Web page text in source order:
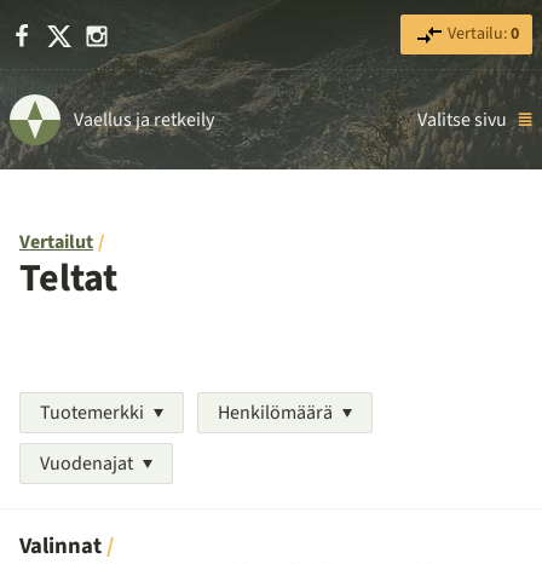
Facebook Instagram Vertailu:0
Vaellus ja retkeily Valitse sivu
Vertailut
Teltat
Tuotemerkki
Henkilömäärä
Vuodenajat
Valinnat